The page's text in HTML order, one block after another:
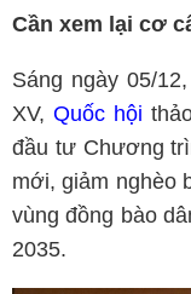
Cần xem lại cơ
Sáng ngày 05/
XV,Quốc hội
đầu tư Chương
mới, giảm nghèo
vùng đồng bào
2035.